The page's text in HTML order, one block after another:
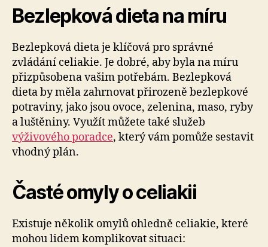
Bezlepková dieta na míru
Bezlepková dieta je klíčová pro správné
zvládání celiakie. Je dobré, aby byla na míru
přizpůsobena vašim potřebám. Bezlepková
dieta by měla zahrnovat přirozeně bezlepkové
potraviny, jako jsou ovoce, zelenina, maso, ryby
a luštěniny. Využít můžete také služeb
výživového poradce, který vám pomůže sestavit
vhodný plán.
Časté omyly o celiakii
Existuje několik omylů ohledně celiakie, které
mohou lidem komplikovat situaci: